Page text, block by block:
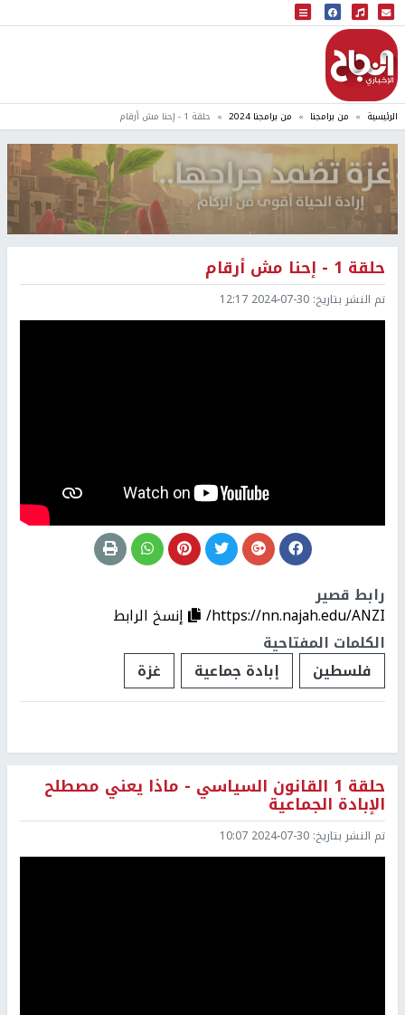
البث المباشر
إذاعة النجاح
الرئيسية من برامجنا من برامجنا 2024 حلقة 1 - إحنا مش أرقام
حلقة 1 - إحنا مش أرقام
تم النشر بتاريخ: 2024-07-30 12:17
رابط قصير
https://nn.najah.edu/ANZI/
إنسخ الرابط
الكلمات المفتاحية
فلسطين
إبادة جماعية غزة
حلقة 1 القانون السياسي - ماذا يعني مصطلح
الإبادة الجماعية
تم النشر بتاريخ: 2024-07-30 10:07